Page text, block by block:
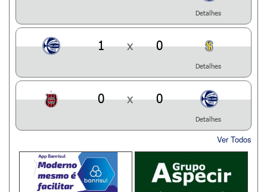
Detalhes
1 x 0
Detalhes
0 x 0
Detalhes
Ver Todos